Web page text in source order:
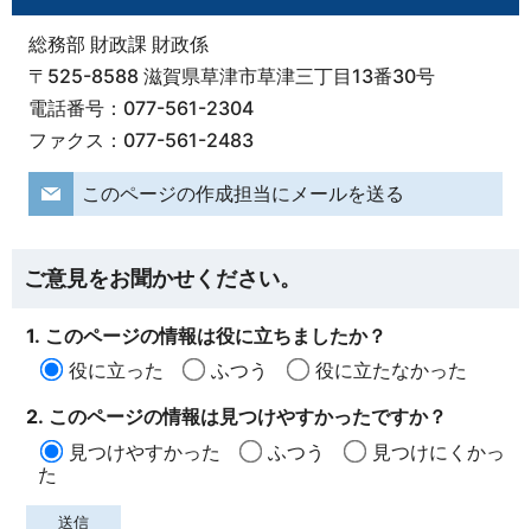
総務部 財政課 財政係
〒525-8588 滋賀県草津市草津三丁目13番30号
電話番号：077-561-2304
ファクス：077-561-2483
このページの作成担当にメールを送る
ご意見をお聞かせください。
1. このページの情報は役に立ちましたか？
役に立った
ふつう
役に立たなかった
2. このページの情報は見つけやすかったですか？
見つけやすかった
ふつう
見つけにくかっ
た